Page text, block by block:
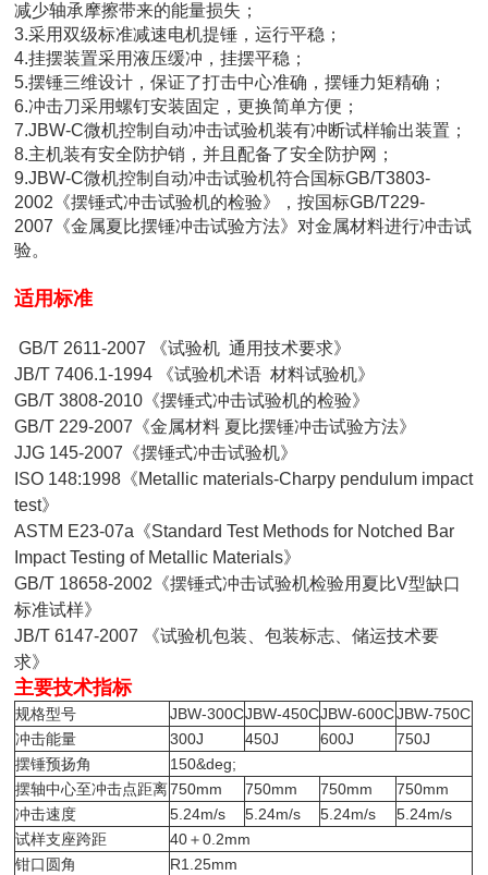
减少轴承摩擦带来的能量损失；
3.采用双级标准减速电机提锤，运行平稳；
4.挂摆装置采用液压缓冲，挂摆平稳；
5.摆锤三维设计，保证了打击中心准确，摆锤力矩精确；
6.冲击刀采用螺钉安装固定，更换简单方便；
7.JBW-C微机控制自动冲击试验机装有冲断试样输出装置；
8.主机装有安全防护销，并且配备了安全防护网；
9.JBW-C微机控制自动冲击试验机符合国标GB/T3803-
2002《摆锤式冲击试验机的检验》，按国标GB/T229-
2007《金属夏比摆锤冲击试验方法》对金属材料进行冲击试
验。
适用标准
GB/T 2611-2007 《试验机 通用技术要求》
JB/T 7406.1-1994 《试验机术语 材料试验机》
GB/T 3808-2010《摆锤式冲击试验机的检验》
GB/T 229-2007《金属材料 夏比摆锤冲击试验方法》
JJG 145-2007《摆锤式冲击试验机》
ISO 148:1998《Metallic materials-Charpy pendulum impact
test》
ASTM E23-07a《Standard Test Methods for Notched Bar
Impact Testing of Metallic Materials》
GB/T 18658-2002《摆锤式冲击试验机检验用夏比V型缺口
标准试样》
JB/T 6147-2007 《试验机包装、包装标志、储运技术要
求》
主要技术指标
规格型号 JBW-300CJBW-450CJBW-600CJBW-750C
冲击能量
300J 450J 600J
750J
摆锤预扬角
150&deg;
摆轴中心至冲击点距离750mm 750mm 750mm
750mm
冲击速度
5.24m/s 5.24m/s 5.24m/s
5.24m/s
试样支座跨距
40＋0.2mm
钳口圆角
R1.25mm